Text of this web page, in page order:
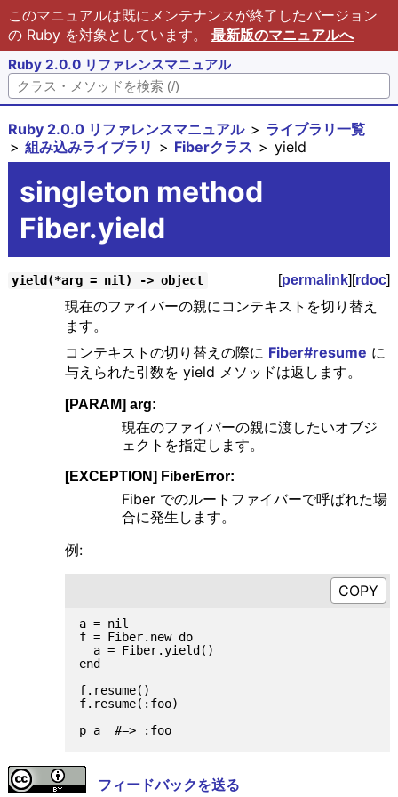
このマニュアルは既にメンテナンスが終了したバージョン
の Ruby を対象としています。 最新版のマニュアルへ
Ruby 2.0.0 リファレンスマニュアル
Ruby 2.0.0 リファレンスマニュアル
ライブラリ一覧
組み込みライブラリ
Fiberクラス yield
singleton method
Fiber.yield
yield(*arg = nil) -> object [permalink][rdoc]
現在のファイバーの親にコンテキストを切り替え
ます。
コンテキストの切り替えの際に Fiber#resume に
与えられた引数を yield メソッドは返します。
[PARAM] arg:
現在のファイバーの親に渡したいオブジ
ェクトを指定します。
[EXCEPTION] FiberError:
Fiber でのルートファイバーで呼ばれた場
合に発生します。
例:
a = nil
f = Fiber.new do
  a = Fiber.yield()
end
f.resume()
f.resume(:foo)
p a  #=> :foo
フィードバックを送る